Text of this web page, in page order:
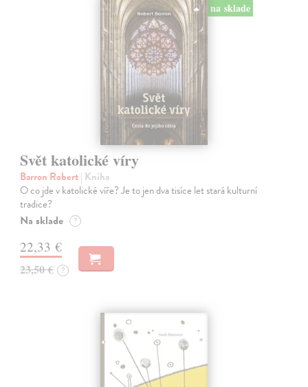
na sklade
Svět katolické víry
Barron Robert| Kniha
O co jde v katolické víře? Je to jen dva tisíce let stará kulturní
tradice?
Na sklade ?
22,33 €
23,50 € ?